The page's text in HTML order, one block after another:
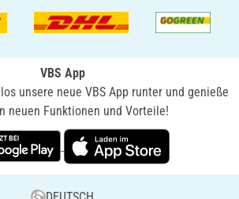
VBS App
unsere neue VBS App runter und genieße
neuen Funktionen und Vorteile!